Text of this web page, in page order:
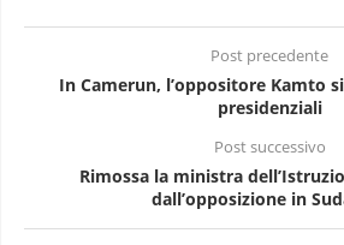
Post precedente
In Camerun, l’oppositore Kamto
presidenziali
Post successivo
Rimossa la ministra
dall’opposizione in